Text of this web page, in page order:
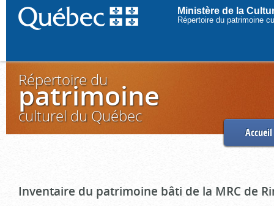
Ministère de la
Répertoire du patrimoine
Répertoire du
patrimoine
culturel du Québec
Accueil
Inventaire du patrimoine bâti de la MRC de